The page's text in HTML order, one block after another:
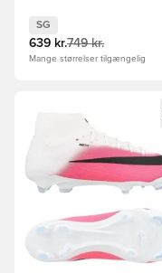
SG
639 kr.749 kr.
Mange størrelser tilgængelig
Åbner en Modal til